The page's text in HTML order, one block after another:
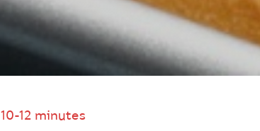
10-12 minutes